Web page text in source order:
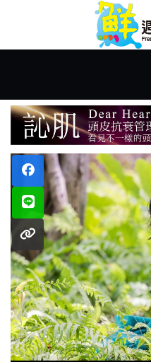
首
市
政
文
教
樂
活
居
家
生
活